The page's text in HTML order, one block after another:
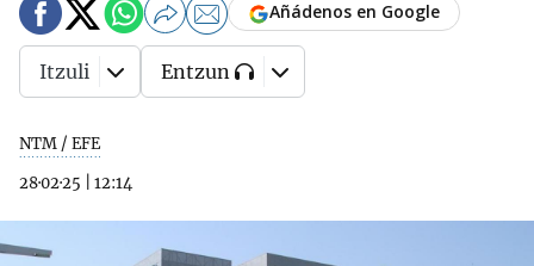
NTM / EFE
28·02·25
12:14
Añádenos en Google
Itzuli Entzun